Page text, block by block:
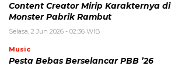
Content Creator Mirip Karakternya di
Monster Pabrik Rambut
Selasa, 2 Jun 2026 - 02:36 WIB
Music
Pesta Bebas Berselancar PBB ’26